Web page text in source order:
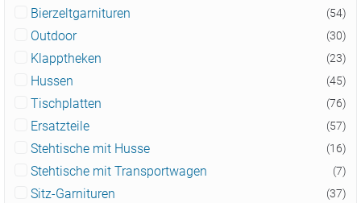
Bierzeltgarnituren (54)
Outdoor (30)
Klapptheken (23)
Hussen (45)
Tischplatten (76)
Ersatzteile (57)
Stehtische mit Husse (16)
Stehtische mit Transportwagen (7)
Sitz-Garnituren (37)